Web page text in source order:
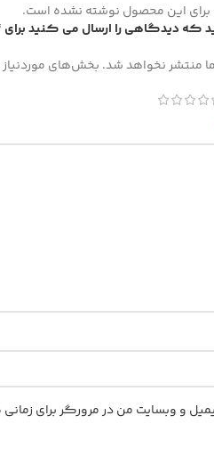
این محصول نوشته نشده است.
که دیدگاهی را ارسال می کنید برای
منتشر نخواهد شد. بخش‌های
و وبسایت من در مرورگر برای